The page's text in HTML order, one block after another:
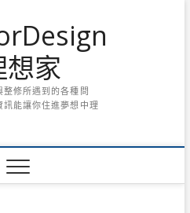
家
修所遇到的各種問
訊能讓你住進夢想中理